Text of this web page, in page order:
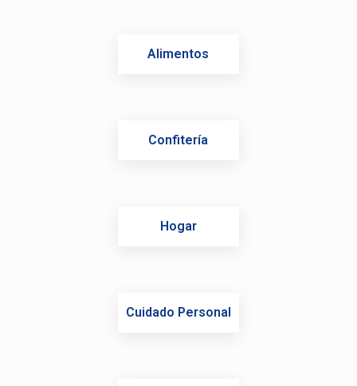
Alimentos
Confitería
Hogar
Cuidado Personal